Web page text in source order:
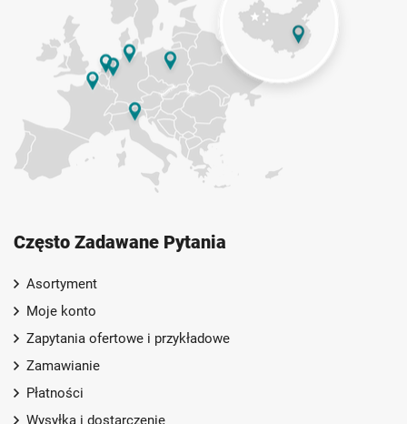
Często Zadawane Pytania
Asortyment
Moje konto
Zapytania ofertowe i przykładowe
Zamawianie
Płatności
Wysyłka i dostarczenie